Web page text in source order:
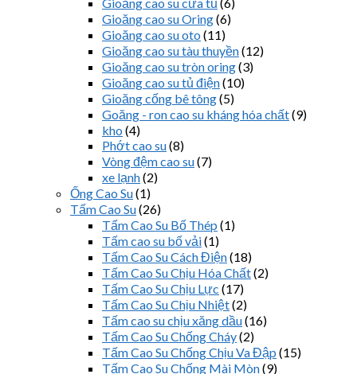
Gioăng cao su Oring(6)
Gioăng cao su oto (11)
Gioăng cao su tàu thuyền(12)
Gioăng cao su tròn oring(3)
Gioăng cao su tủ điện(10)
Gioăng cống bê tông(5)
Goăng - ron cao su kháng hóa chất(9)
kho (4)
Phớt cao su(8)
Vòng đệm cao su(7)
xe lạnh(2)
Ống Cao Su(1)
Tấm Cao Su(26)
Tấm Cao Su Bố Thép (1)
Tấm cao su bố vải(1)
Tấm Cao Su Cách Điện(18)
Tấm Cao Su Chịu Hóa Chất(2)
Tấm Cao Su Chịu Lực (17)
Tấm Cao Su Chịu Nhiệt(2)
Tấm cao su chịu xăng dầu(16)
Tấm Cao Su Chống Cháy(2)
Tấm Cao Su Chống Chịu Va Đập (15)
Tấm Cao Su Chống Mài Mòn(9)